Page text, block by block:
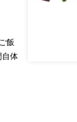
飯
自体